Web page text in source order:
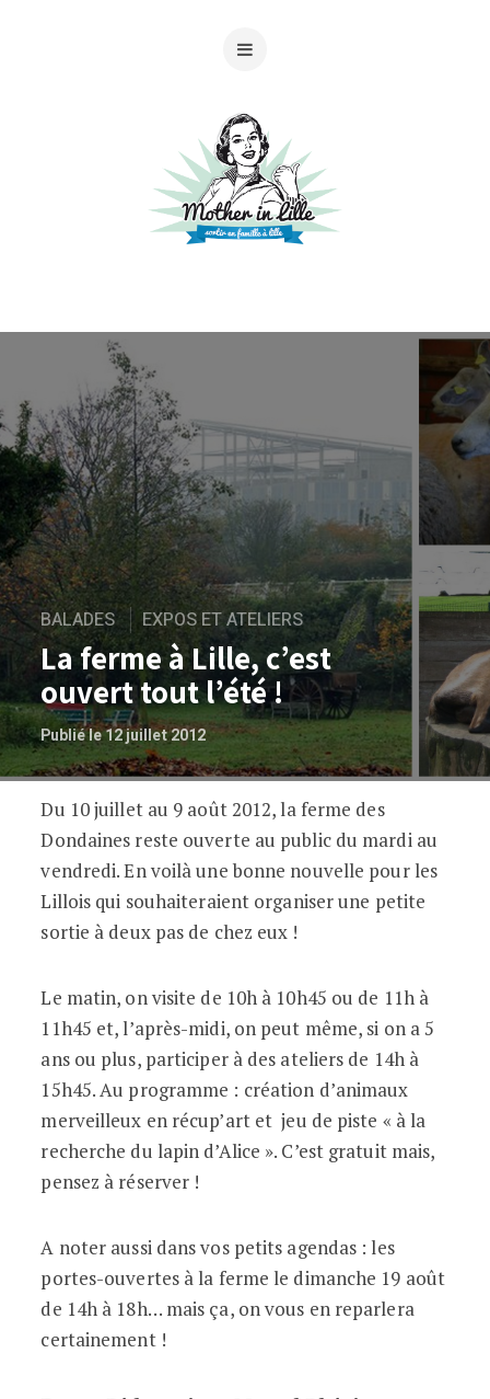
BALADES EXPOS ET ATELIERS
La ferme à Lille, c’est
ouvert tout l’été !
Publié le 12 juillet 2012
La ferme à Lille, c’est ouvert tout l’été !
Du 10 juillet au 9 août 2012, la ferme des
Dondaines reste ouverte au public du mardi au
vendredi. En voilà une bonne nouvelle pour les
Lillois qui souhaiteraient organiser une petite
sortie à deux pas de chez eux !
Le matin, on visite de 10h à 10h45 ou de 11h à
11h45 et, l’après-midi, on peut même, si on a 5
ans ou plus, participer à des ateliers de 14h à
15h45. Au programme : création d’animaux
merveilleux en récup’art et jeu de piste « à la
recherche du lapin d’Alice ». C’est gratuit mais,
pensez à réserver !
A noter aussi dans vos petits agendas : les
portes-ouvertes à la ferme le dimanche 19 août
de 14h à 18h… mais ça, on vous en reparlera
certainement !